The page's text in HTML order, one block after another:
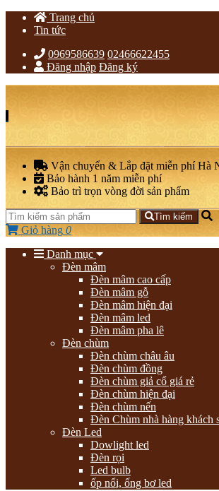
Trang chủ
Tin tức
0969586639 02466622455
Đăng nhập Đăng ký
Vận chuyển & Lắp đặt miễn phí Hà
Bảo hành 1 năm miễn phí
Bảo trì trọn vòng đời sản phẩm
Tìm kiếm
Giỏ hàng 0
Danh mục
Đèn mâm
Đèn mâm cao cấp
Đèn mâm gỗ
Đèn mâm hiện đại
Đèn mâm led
Đèn mâm pha lê
Đèn chùm
Đèn chùm châu âu
Đèn chùm đồng
Đèn chùm giả cổ giá rẻ
Đèn chùm hiện đại
Đèn chùm nến
Đèn Chùm nhà hàng khách
Đèn Led
Dowlight led
Đèn rọi
Led bulb
ốp nổi, ống bơ led